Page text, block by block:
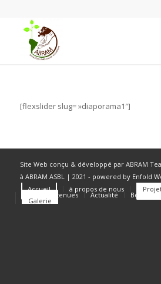
[flexslider slug= »diaporama1″]
Site Web conçu & développé par ABRAM
à ABRAM ASBL | 2021 - powered by Enfold
Accueil
à propos de nous
Causes soutenues Actualité Boutique
Galerie